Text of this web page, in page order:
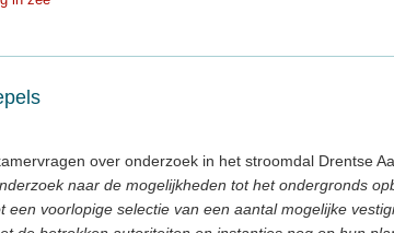
over onderzoek in het stroomdal Drentse
naar de mogelijkheden tot het ondergronds
een voorlopige selectie van een aantal mogelijke